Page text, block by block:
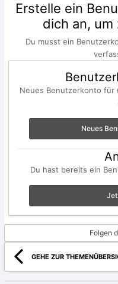
Erstelle ein
dich an,
Du musst ein
Neues Benutzerkonto für
Neues
Du hast bereits ein
Folgen
GEHE ZUR